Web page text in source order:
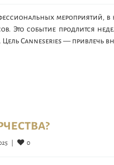
мероприятий, в
Это событие продлится
Цель Canneseries — привлечь
0